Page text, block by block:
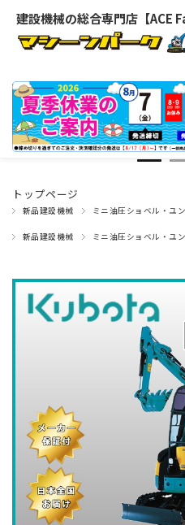
建設機械の総合専門店【ACE
トップページ
新品建設機械 ミニ油圧ショベル・ユ
新品建設機械 ミニ油圧ショベル・ユ